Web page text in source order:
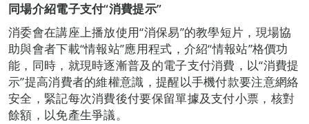
同場介紹電子支付“消費提示”
消委會在講座上播放使用“消保易”的教學短片，現場協
助與會者下載“情報站”應用程式，介紹“情報站”格價功
能，同時，就現時逐漸普及的電子支付消費，以“消費提
示”提高消費者的維權意識，提醒以手機付款要注意網絡
安全，緊記每次消費後付要保留單據及支付小票，核對
餘額，以免產生爭議。